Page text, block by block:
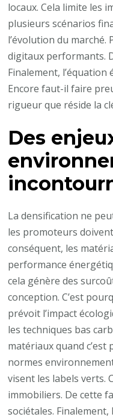
locaux. Cela limite les
plusieurs scénarios
l’évolution du marché.
digitaux performants.
Finalement, l’équation
Encore faut-il faire
rigueur que réside la
Des
La densification ne
les promoteurs
conséquent, les
performance
cela génère des
conception. C’est
prévoit l’impact
les techniques bas
matériaux quand c’est
normes
visent les labels verts.
immobiliers. De cette
sociétales.